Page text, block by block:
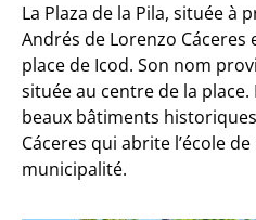
La Plaza de la Pila, située à
Andrés de Lorenzo
place de Icod. Son nom
située au centre de la
beaux bâtiments
Cáceres qui abrite l’école
municipalité.